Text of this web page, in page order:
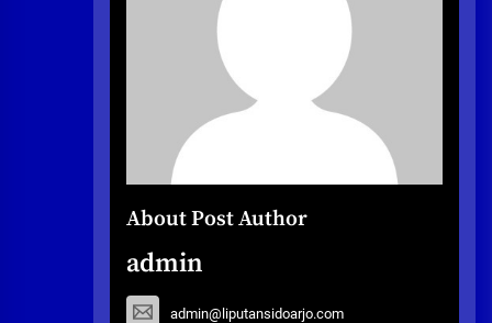
About Post Author
admin
admin@liputansidoarjo.com